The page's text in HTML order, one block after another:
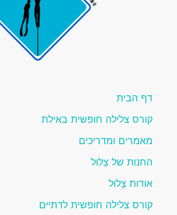
דף הבית
קורס צלילה חופשית באילת
מאמרים ומדריכים
החנות של צָלוּל
אודות צָלוּל
קורס צלילה חופשית לדתיים